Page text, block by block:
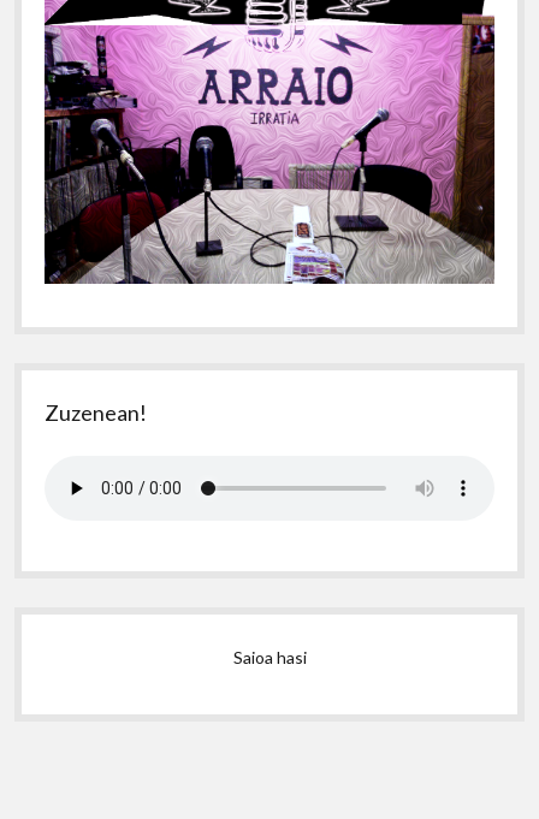
Zuzenean!
Saioa hasi